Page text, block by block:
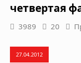
четвертая
3989 20
27.04.2012